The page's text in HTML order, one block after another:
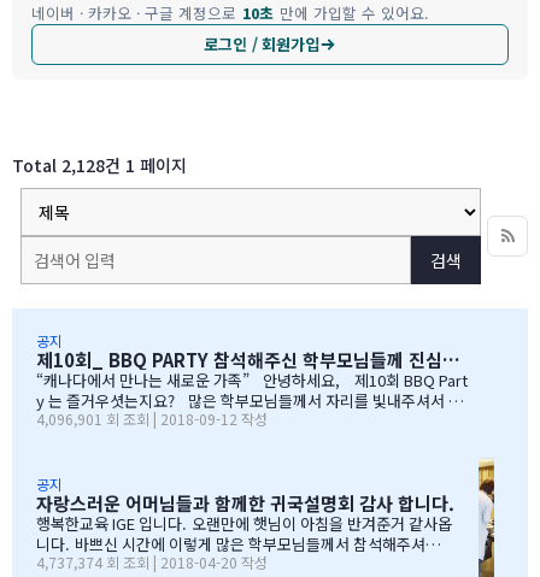
네이버 · 카카오 · 구글 계정으로 10초 만에 가입할 수 있어요.
로그인 / 회원가입
Total 2,128건 1 페이지
검색
공지
제10회_ BBQ PARTY 참석해주신 학부모님들께 진심으로 감사드립니다
“캐나다에서 만나는 새로운 가족” 안녕하세요, 제10회 BBQ Part
y 는 즐거우셧는지요? 많은 학부모님들께서 자리를 빛내주셔서 너
무 감사합니다. 오전에 비가 와서 많이 걱정을 하엿지만, 다행이도
무 감사하엿지요. (아마 작년에 참석하셧던 학부모님들은 아주 아주
잘 아셧을것입니다 ^^). 매년 여름의 BBQ 파티는 WELCOME TO C
ANADA & WELCOME TO IGE 의미를 두고 있습니다. Q & A 에서 I
GE 의 Motto 에 대해서, 언급드린봐와 같이, 행사 준비에 음식준비
그리고 상품 물건을 구입하면서, 필요하신 생필품(?)이 무엇인지? 고
4,096,901 회 조회 | 2018-09-12 작성
공지
자랑스러운 어머님들과 함께한 귀국설명회 감사 합니다.
행복한교육 IGE 입니다. 오랜만에 햇님이 아침을 반겨준거 같사옵
니다. 바쁘신 시간에 이렇게 많은 학부모님들께서 참석해주셔서
자리를 빛내주셔서 진심으로 감사 또 감사드립니다. 멀리서 남아
4,737,374 회 조회 | 2018-04-20 작성